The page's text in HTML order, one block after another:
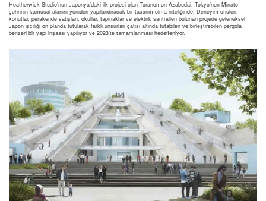
Heatherwick Studio’nun Japonya’daki ilk projesi olan Toranomon-Azabudai, Tokyo’nun Minato
şehrinin kamusal alanını yeniden yapılandıracak bir tasarım olma niteliğinde. Deneyim ofisleri,
konutlar, perakende satışları, okullar, tapınaklar ve elektrik santralleri bulunan projede geleneksel
Japon işçiliği ön planda tutularak farklı unsurları çatısı altında tutabilen ve birleştirebilen pergola
benzeri bir yapı inşaası yapılıyor ve 2023’te tamamlanması hedefleniyor.